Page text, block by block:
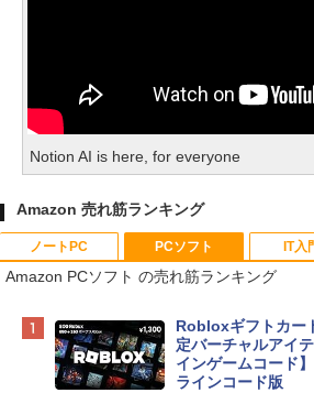
Notion AI is here, for everyone
Amazon 売れ筋ランキング
ノートPC
Apple 2026
プ搭載13インチノ
e Intelligenceのた
inaディスプレイ、
PCソフト
Amazon PCソフト の売れ筋ランキング
Robloxギフトカー
定バーチャルアイ
インゲームコード
ラインコード版
IT入